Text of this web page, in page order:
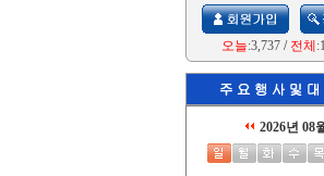
오늘:3,737 / 전체
2026년 08